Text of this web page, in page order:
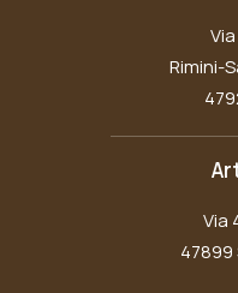
Rimini-
Via
47899